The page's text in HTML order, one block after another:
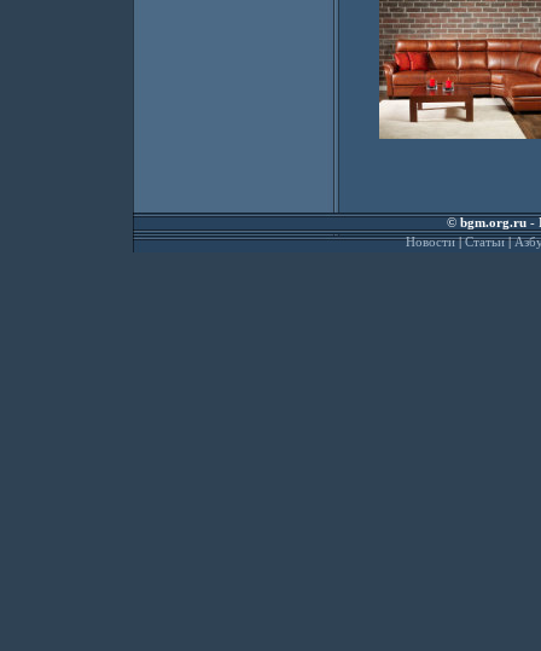
©bgm.org.ru-
Новости|Статьи|